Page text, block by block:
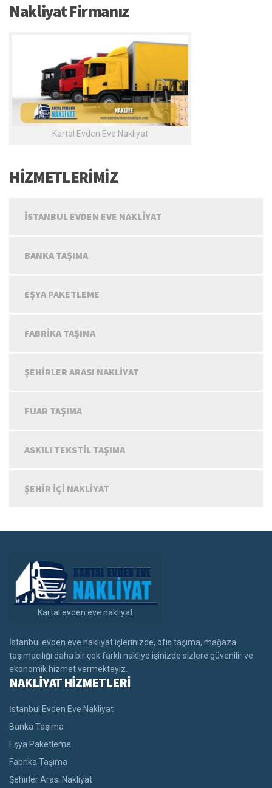
Nakliyat Firmanız
Kartal Evden Eve Nakliyat
HİZMETLERİMİZ
İSTANBUL EVDEN EVE NAKLIYAT
BANKA TAŞIMA
EŞYA PAKETLEME
FABRIKA TAŞIMA
ŞEHIRLER ARASI NAKLIYAT
FUAR TAŞIMA
ASKILI TEKSTIL TAŞIMA
ŞEHIR IÇI NAKLIYAT
Kartal evden eve nakliyat
İstanbul evden eve nakliyat işlerinizde, ofis taşıma, mağaza
taşımacılığı daha bir çok farklı nakliye işinizde sizlere güvenilir ve
ekonomik hizmet vermekteyiz.
NAKLİYAT HİZMETLERİ
İstanbul Evden Eve Nakliyat
Banka Taşıma
Eşya Paketleme
Fabrika Taşıma
Şehirler Arası Nakliyat